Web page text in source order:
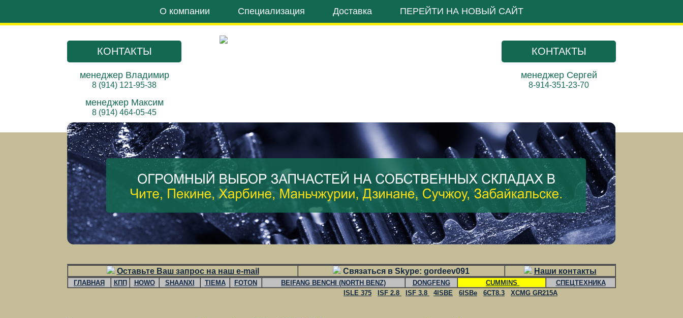
О компании Специализация Доставка ПЕРЕЙТИ НА НОВЫЙ САЙТ
КОНТАКТЫ
менеджер Владимир
8 (914) 121-95-38
менеджер Максим
8 (914) 464-05-45
КОНТАКТЫ
менеджер Сергей
8-914-351-23-70
Оставьте Ваш запрос на наш e-mail Связаться в Skype: gordeev091 Наши контакты
ГЛАВНАЯ КПП HOWO SHAANXI TIEMA FOTON BEIFANG BENCHI (NORTH BENZ) DONGFENG CUMMINS
СПЕЦТЕХНИКА
ISLE 375
ISF 2.8 ISF 3.8 4ISBE 6ISBe 6CT8.3 XCMG GR215A